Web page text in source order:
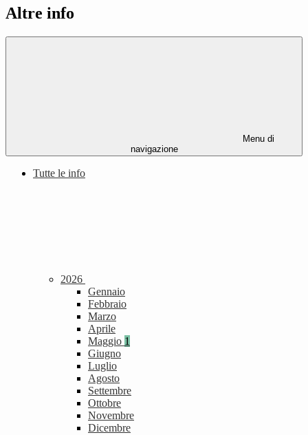
Altre info
Menu di
navigazione
Tutte le info
2026
Gennaio
Febbraio
Marzo
Aprile
Maggio 1
Giugno
Luglio
Agosto
Settembre
Ottobre
Novembre
Dicembre